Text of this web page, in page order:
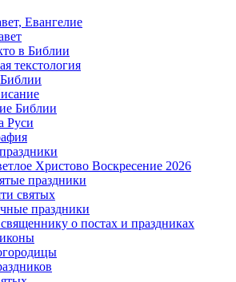
Евангелие
в Библии
текстология
Библии
Руси
Христово Воскресение 2026
праздники
святых
праздники
о постах и праздниках